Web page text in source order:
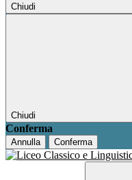
Chiudi
Chiudi
Conferma
Annulla Conferma